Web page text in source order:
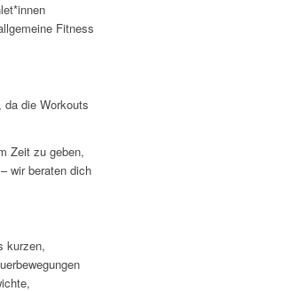
Fitness
die Workouts
Zeit zu geben,
wir beraten dich
kurzen,